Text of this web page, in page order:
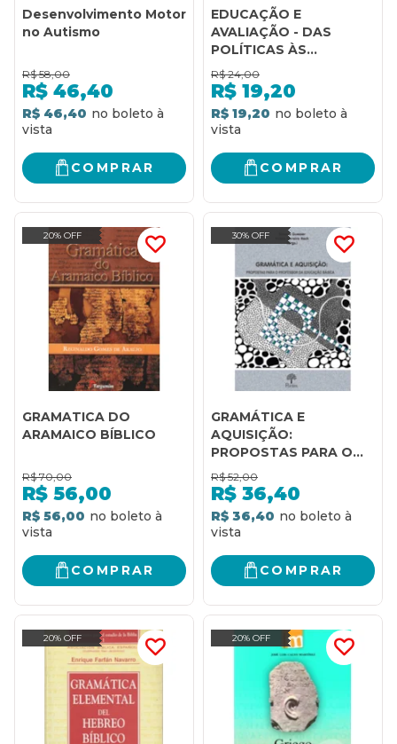
Desenvolvimento Motor
no Autismo
R$ 58,00
R$ 46,40
R$ 46,40
COMPRAR
EDUCAÇÃO E
AVALIAÇÃO - DAS
POLÍTICAS ÀS
PRÁTICAS
R$ 24,00
R$ 19,20
R$ 19,20
COMPRAR
20% OFF
GRAMATICA DO
ARAMAICO BÍBLICO
R$ 70,00
R$ 56,00
R$ 56,00
COMPRAR
30% OFF
GRAMÁTICA E
AQUISIÇÃO:
PROPOSTAS PARA O
PROFESSOR DA
EDUCAÇÃO BÁSICA
R$ 52,00
R$ 36,40
R$ 36,40
COMPRAR
20% OFF 20% OFF